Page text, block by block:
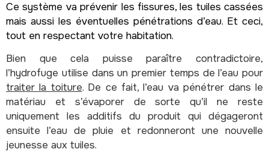
Ce système va prévenir les fissures, les tuiles cassées
mais aussi les éventuelles pénétrations d’eau. Et ceci,
tout en respectant votre habitation.
Bien que cela puisse paraître contradictoire,
l’hydrofuge utilise dans un premier temps de l’eau pour
traiter la toiture. De ce fait, l’eau va pénétrer dans le
matériau et s’évaporer de sorte qu’il ne reste
uniquement les additifs du produit qui dégageront
ensuite l’eau de pluie et redonneront une nouvelle
jeunesse aux tuiles.